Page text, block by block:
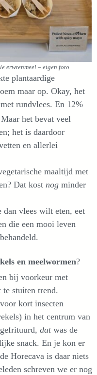
erwtenmeel – eigen foto
plantaardige
maar op. Okay, het
rundvlees. En 12%
het bevat veel
het is daardoor
en allerlei
maaltijd met
Dat kost nog minder
dan vlees wilt eten, eet
die een mooi leven
en meelwormen?
bij voorkeur met
stuiten trend.
kort insecten
in het centrum van
dat was de
snack. En je kon er
Horecava is daar niets
schreven we er nog